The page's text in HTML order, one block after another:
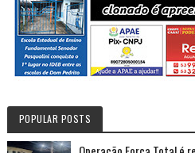
POPULAR POSTS